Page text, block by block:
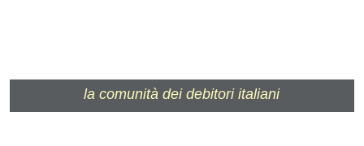
la comunità dei debitori italiani